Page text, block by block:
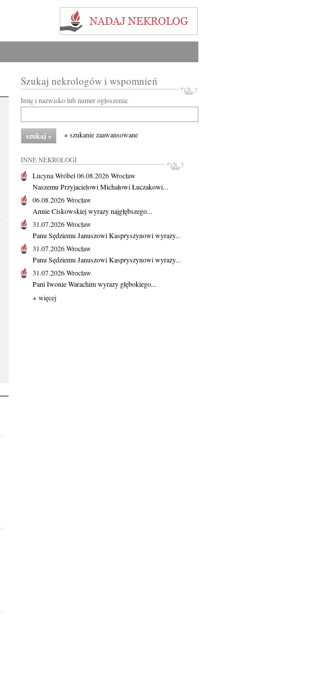
Szukaj nekrologów i wspomnień
Imię i nazwisko lub numer ogłoszenia:
+ szukanie zaawansowane
INNE NEKROLOGI
Lucyna Wróbel06.08.2026Wrocław
Naszemu Przyjacielowi Michałowi Łuczakowi...
06.08.2026Wrocław
Annie Ciskowskiej wyrazy najgłębszego...
31.07.2026Wrocław
Panu Sędziemu Januszowi Kaspryszynowi wyrazy...
31.07.2026Wrocław
Panu Sędziemu Januszowi Kaspryszynowi wyrazy...
31.07.2026Wrocław
Pani Iwonie Warachim wyrazy głębokiego...
+ więcej